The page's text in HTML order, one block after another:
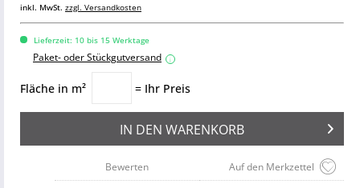
inkl. MwSt. zzgl. Versandkosten
Lieferzeit: 10 bis 15 Werktage
Paket- oder Stückgutversand i
Fläche in m² = Ihr Preis
IN DEN WARENKORB
Auf den Merkzettel
Bewerten